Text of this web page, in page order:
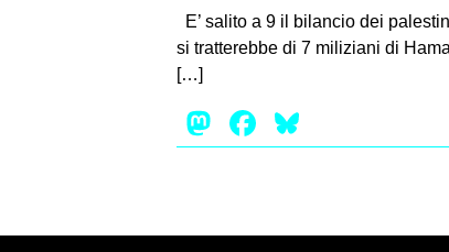
E’ salito a 9 il bilancio dei
si tratterebbe di 7 miliziani di
[…]
Mastodon
Facebook